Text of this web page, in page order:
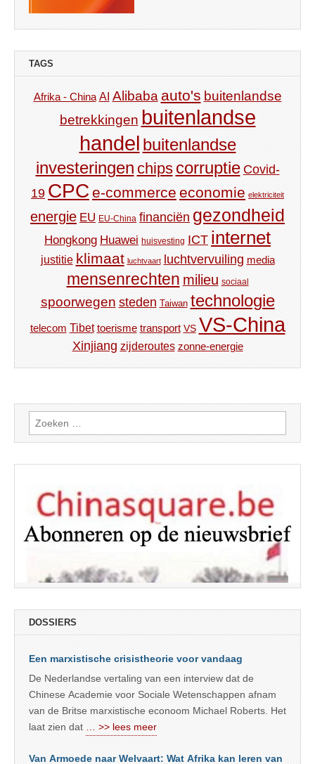
TAGS
Afrika - China AI Alibaba auto's buitenlandse
betrekkingen buitenlandse
handel buitenlandse
investeringen chips corruptie Covid-
19 CPC e-commerce economie elektriciteit
energie EU EU-China financiën gezondheid
Hongkong Huawei huisvesting ICT internet
justitie klimaat luchtvaart luchtvervuiling media
mensenrechten milieu sociaal
spoorwegen steden Taiwan technologie
telecom Tibet toerisme transport VS VS-China
Xinjiang zijderoutes zonne-energie
Zoeken
naar:
DOSSIERS
Een marxistische crisistheorie voor vandaag
De Nederlandse vertaling van een interview dat de
Chinese Academie voor Sociale Wetenschappen afnam
van de Britse marxistische econoom Michael Roberts. Het
laat zien dat
… >> lees meer
Van Armoede naar Welvaart: Wat Afrika kan leren van